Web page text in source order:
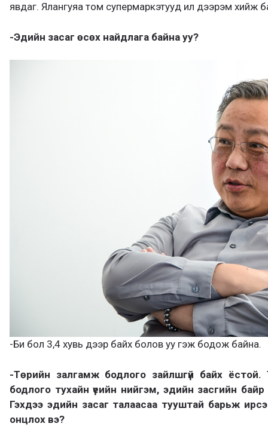
явдаг. Ялангуяа том супермаркэтууд ил дээрэм хийж
-Эдийн засаг өсөх найдлага байна уу?
-Би бол 3,4 хувь дээр байх болов уу гэж бодож байна.
-Төрийн залгамж бодлого зайлшгүй байх
бодлого тухайн үеийн нийгэм, эдийн засгийн
Гэхдээ эдийн засаг талаасаа тууштай барьж
онцлох вэ?